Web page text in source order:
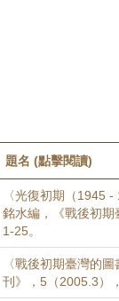
題名 (點擊閱讀)
〈光復初期（1945
銘水編，《戰後初
1-25。
〈戰後初期臺灣的
刊》，5（2005.3）